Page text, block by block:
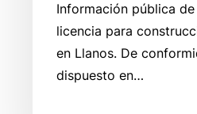
Llanos
Información pública
licencia para
en Llanos. De
dispuesto en…